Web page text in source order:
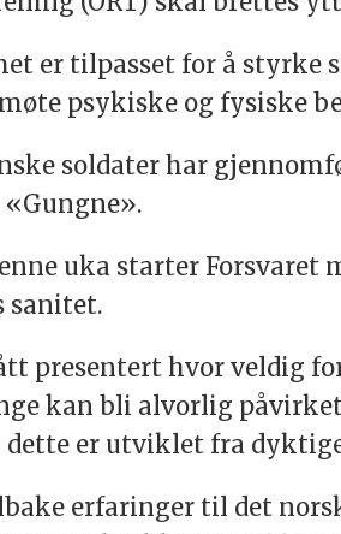
er tilpasset for å styrke
psykiske og fysiske
soldater har
uka starter
sanitet.
presentert hvor veldig
kan bli alvorlig
dette er utviklet fra
erfaringer til det